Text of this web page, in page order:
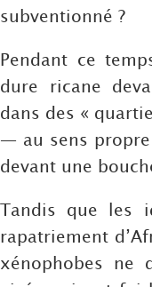
subventionné ?
Pendant ce
dure ricane
dans des «
— au sens
devant une
Tandis que les
rapatriement
xénophobes ne